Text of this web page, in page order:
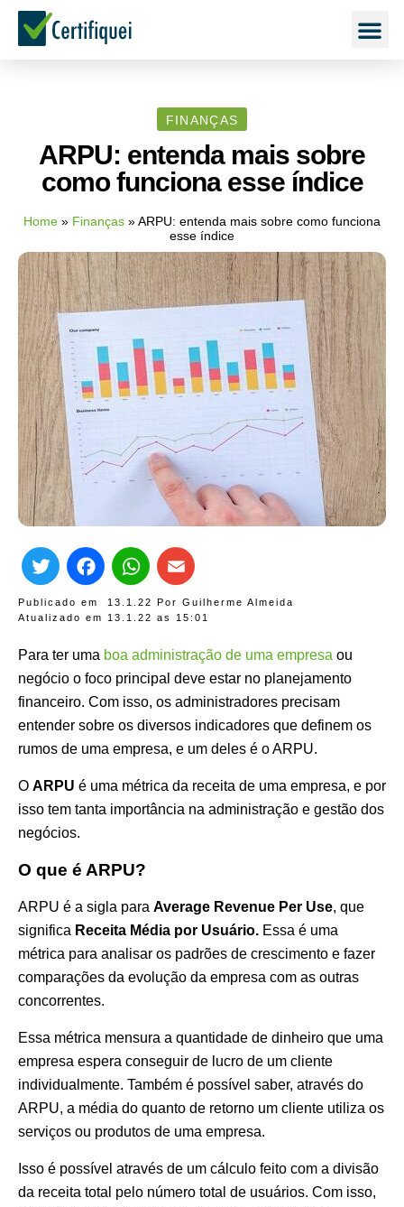
FINANÇAS
ARPU: entenda mais sobre
como funciona esse índice
Home » Finanças »ARPU: entenda mais sobre como funciona
esse índice
Publicado em 13.1.22 Por Guilherme Almeida
Atualizado em 13.1.22 as 15:01
TwitterFacebook
WhatsApp
Para ter uma boa administração de uma empresa ou
negócio o foco principal deve estar no planejamento
financeiro. Com isso, os administradores precisam
entender sobre os diversos indicadores que definem os
rumos de uma empresa, e um deles é o ARPU.
O ARPU é uma métrica da receita de uma empresa, e por
isso tem tanta importância na administração e gestão dos
negócios.
O que é ARPU?
ARPU é a sigla para Average Revenue Per Use, que
significa Receita Média por Usuário. Essa é uma
métrica para analisar os padrões de crescimento e fazer
comparações da evolução da empresa com as outras
concorrentes.
Essa métrica mensura a quantidade de dinheiro que uma
empresa espera conseguir de lucro de um cliente
individualmente. Também é possível saber, através do
ARPU, a média do quanto de retorno um cliente utiliza os
serviços ou produtos de uma empresa.
Isso é possível através de um cálculo feito com a divisão
da receita total pelo número total de usuários. Com isso,